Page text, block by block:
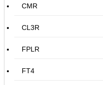
CMR
CL3R
FPLR
FT4